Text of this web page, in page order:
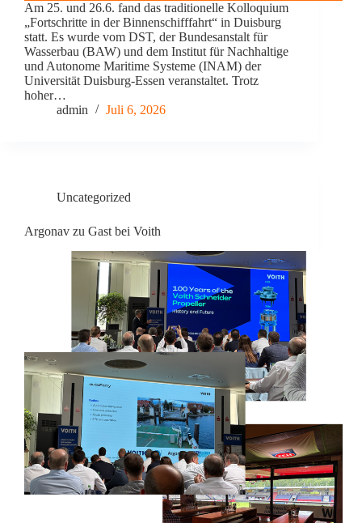
Am 25. und 26.6. fand das traditionelle Kolloquium
„Fortschritte in der Binnenschifffahrt“ in Duisburg
statt. Es wurde vom DST, der Bundesanstalt für
Wasserbau (BAW) und dem Institut für Nachhaltige
und Autonome Maritime Systeme (INAM) der
Universität Duisburg-Essen veranstaltet. Trotz
hoher…
admin
Juli 6, 2026
Uncategorized
Argonav zu Gast bei Voith